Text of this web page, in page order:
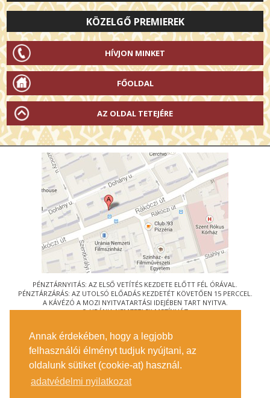
Annak érdekében, hogy a legjobb
felhasználói élményt tudjuk nyújtani, az
oldalunk sütiket (cookie-at) használ.
adatvédelmi nyilatkozat
KÖZELGŐ PREMIEREK
HÍVJON MINKET
FŐOLDAL
AZ OLDAL TETEJÉRE
PÉNZTÁRNYITÁS: AZ ELSŐ VETÍTÉS KEZDETE ELŐTT FÉL ÓRÁVAL.
PÉNZTÁRZÁRÁS: AZ UTOLSÓ ELŐADÁS KEZDETÉT KÖVETŐEN 15 PERCCEL.
A KÁVÉZÓ A MOZI NYITVATARTÁSI IDEJÉBEN TART NYITVA.
© URÁNIA NEMZETI FILMSZÍNHÁZ
1088 BUDAPEST, RÁKÓCZI ÚT 21.
MEGKÖZELÍTÉS
JEGYINFORMÁCIÓ
ÍRJON NEKÜNK!
KÖZÉRDEKŰ ADATOK